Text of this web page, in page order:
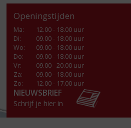
Openingstijden
Ma:
12.00 - 18.00 uur
Di:
09.00 - 18.00 uur
Wo:
09.00 - 18.00 uur
Do:
09.00 - 18.00 uur
Vr:
09.00 - 20.00 uur
Za:
09.00 - 18.00 uur
Zo:
12.00 - 17.00 uur
NIEUWSBRIEF
Schrijf je hier in